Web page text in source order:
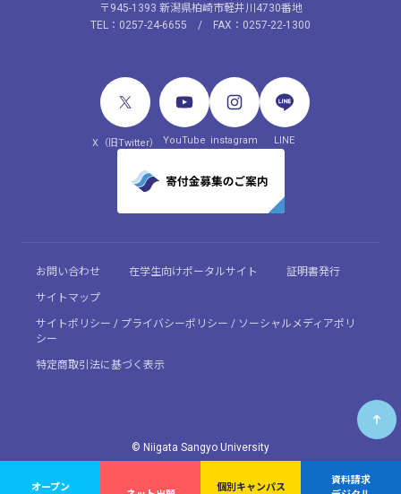
オープン 個別キャンパス
資料請求
〒945-1393 新潟県柏崎市軽井川4730番地
TEL：0257-24-6655 / FAX：0257-22-1300
X（旧Twitter） YouTube instagram LINE
お問い合わせ 在学生向けポータルサイト 証明書発行
サイトマップ
サイトポリシー / プライバシーポリシー / ソーシャルメディアポリ
シー
特定商取引法に基づく表示
© Niigata Sangyo University